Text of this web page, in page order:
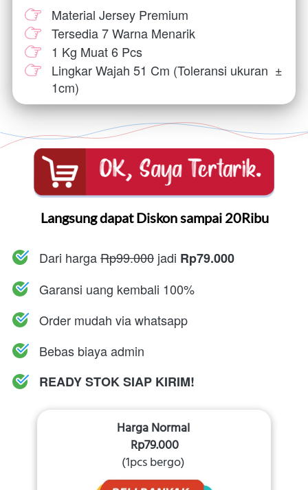
Material Jersey Premium
Tersedia 7 Warna Menarik
1 Kg Muat 6 Pcs
Lingkar Wajah 51 Cm (Toleransi ukuran ±
1cm)
Langsung dapat Diskon sampai 20Ribu
Dari harga Rp99.000 jadi Rp79.000
Garansi uang kembali 100%
Order mudah via whatsapp
Bebas biaya admin
READY STOK SIAP KIRIM!
Harga Normal
Rp79.000
(1pcs bergo)